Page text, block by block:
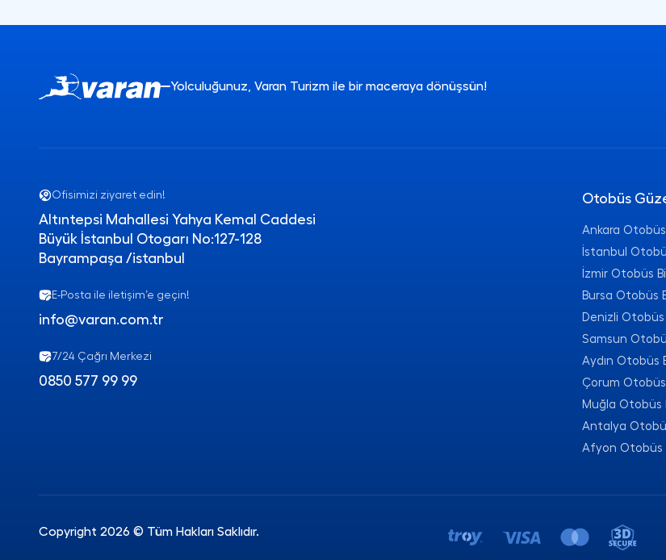
Yolculuğunuz, Varan Turizm ile bir maceraya dönüşsün!
Ofisimizi ziyaret edin!
Altıntepsi Mahallesi Yahya Kemal Caddesi
Büyük İstanbul Otogarı No:127-128
Bayrampaşa /istanbul
E-Posta ile iletişim’e geçin!
info@varan.com.tr
7/24 Çağrı Merkezi
0850 577 99 99
Otobüs
Ankara
İstanbul
İzmir Otobüs
Bursa Otobüs
Denizli Otobüs
Samsun
Aydın Otobüs
Çorum
Muğla Otobüs
Antalya
Afyon Otobüs
Copyright 2026 © Tüm Hakları Saklıdır.